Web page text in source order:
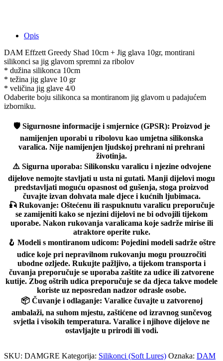
Opis
DAM Effzett Greedy Shad 10cm + Jig glava 10gr, montirani
silikonci sa jig glavom spremni za ribolov
* dužina silikonca 10cm
* težina jig glave 10 gr
* veličina jig glave 4/0
Odaberite boju silikonca sa montiranom jig glavom u padajućem
izborniku.
🛡️ Sigurnosne informacije i smjernice (GPSR): Proizvod je
namijenjen uporabi u ribolovu kao umjetna silikonska
varalica. Nije namijenjen ljudskoj prehrani ni prehrani
životinja.
⚠️ Sigurna uporaba: Silikonsku varalicu i njezine odvojene
dijelove nemojte stavljati u usta ni gutati. Manji dijelovi mogu
predstavljati moguću opasnost od gušenja, stoga proizvod
čuvajte izvan dohvata male djece i kućnih ljubimaca.
🎣 Rukovanje: Oštećenu ili raspuknutu varalicu preporučuje
se zamijeniti kako se njezini dijelovi ne bi odvojili tijekom
uporabe. Nakon rukovanja varalicama koje sadrže mirise ili
atraktore operite ruke.
🪝 Modeli s montiranom udicom: Pojedini modeli sadrže oštre
udice koje pri nepravilnom rukovanju mogu prouzročiti
ubodne ozljede. Rukujte pažljivo, a tijekom transporta i
čuvanja preporučuje se uporaba zaštite za udice ili zatvorene
kutije. Zbog oštrih udica preporučuje se da djeca takve modele
koriste uz neposredan nadzor odrasle osobe.
📦 Čuvanje i odlaganje: Varalice čuvajte u zatvorenoj
ambalaži, na suhom mjestu, zaštićene od izravnog sunčevog
svjetla i visokih temperatura. Varalice i njihove dijelove ne
ostavljajte u prirodi ili vodi.
SKU: DAMGRE Kategorija: Silikonci (Soft Lures) Oznaka: DAM